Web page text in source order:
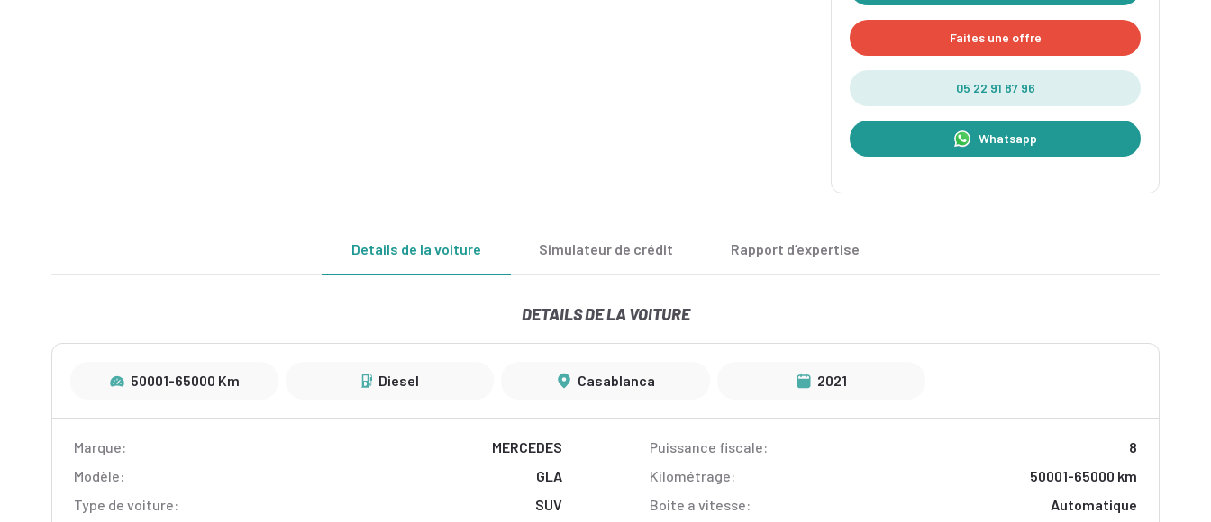
Faites une offre
05 22 91 87 96
Whatsapp
Details de la voiture Simulateur de crédit Rapport d’expertise
DETAILS DE LA VOITURE
50001-65000 Km Diesel Casablanca 2021
Marque:
MERCEDES
Modèle:
GLA
Type de voiture:
SUV
Puissance fiscale:
8
Kilométrage:
50001-65000 km
Boite a vitesse:
Automatique